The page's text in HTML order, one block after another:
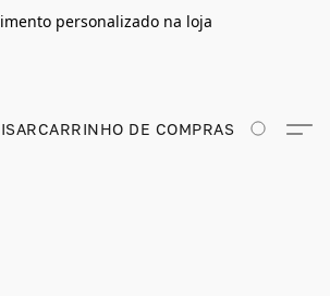
personalizado na loja
CARRINHO DE COMPRAS